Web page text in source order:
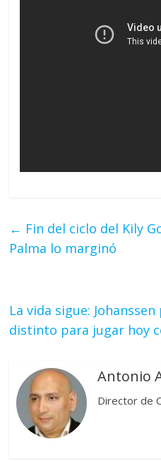
← Fin del ciclo del Kily
Palma lo marginó
La vida sigue:
distinto para jugar hoy
Antonio
Director de